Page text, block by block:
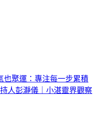
也聚運：專注每一步累積
人彭瀞儀｜小湛靈界觀察